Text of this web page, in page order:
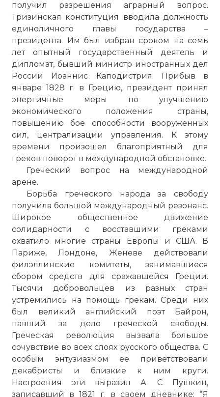
получил разрешения аграрный вопрос.
Тризинская конституция вводила должность
единоличного главы государства –
президента. Им был избран сроком на семь
лет опытный государственный деятель и
дипломат, бывший министр иностранных дел
России Иоаннис Каподистрия. Прибыв в
январе 1828 г. в Грецию, президент принял
энергичные меры по улучшению
экономического положения страны,
повышению бое способности вооруженных
сил, централизации управления. К этому
времени произошел благоприятный для
греков поворот в международной обстановке.
Греческий вопрос на международной
арене.
Борьба греческого народа за свободу
получила большой международный резонанс.
Широкое общественное движение
солидарности с восставшими греками
охватило многие страны Европы и США. В
Париже, Лондоне, Женеве действовали
филэллинские комитеты, занимавшиеся
сбором средств для сражавшейся Греции.
Тысячи добровольцев из разных стран
устремились на помощь грекам. Среди них
был великий английский поэт Байрон,
павший за дело греческой свободы.
Греческая революция вызвала большое
сочувствие во всех слоях русского общества. С
особым энтузиазмом ее приветствовали
декабристы и близкие к ним круги.
Настроения эти выразил А. С Пушкин,
записавший в 1821 г. в своем дневнике: “Я